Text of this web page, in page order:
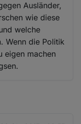
Ausländer,
wie diese
welche
Wenn die Politik
eigen machen